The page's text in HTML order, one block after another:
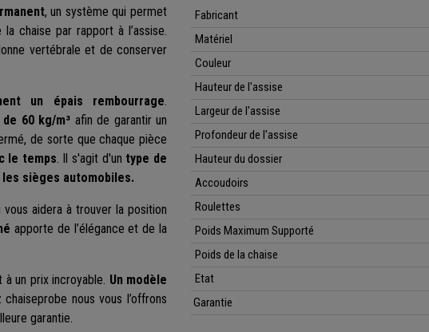
, un système qui permet
chaise par rapport à l’assise.
vertébrale et de conserver
un épais rembourrage.
60 kg/m³ afin de garantir un
de sorte que chaque pièce
le temps. Il s'agit d'un type de
sièges automobiles.
vous aidera à trouver la position
apporte de l’élégance et de la
à un prix incroyable. Un modèle
nous vous l’offrons
garantie.
Fabricant
Matériel
Couleur
Hauteur de l'assise
Largeur de l'assise
Profondeur de l'assise
Hauteur du dossier
Accoudoirs
Roulettes
Poids Maximum Supporté
Poids de la chaise
Etat
Garantie